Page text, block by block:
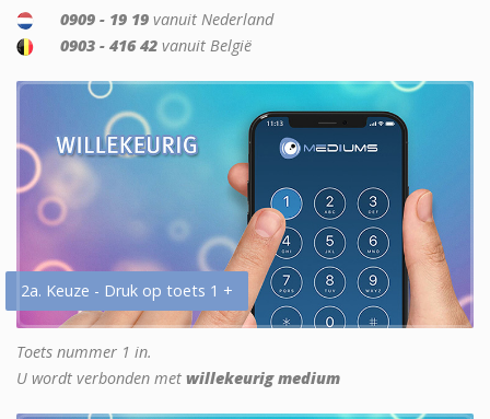
0909 - 19 19 vanuit Nederland
0903 - 416 42 vanuit België
2a. Keuze - Druk op toets 1 +
Toets nummer 1 in.
U wordt verbonden met willekeurig medium